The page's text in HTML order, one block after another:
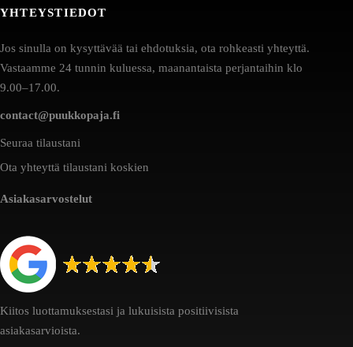
YHTEYSTIEDOT
Jos sinulla on kysyttävää tai ehdotuksia, ota rohkeasti yhteyttä.
Vastaamme 24 tunnin kuluessa, maanantaista perjantaihin klo
9.00–17.00.
contact@puukkopaja.fi
Seuraa tilaustani
Ota yhteyttä tilaustani koskien
Asiakasarvostelut
Kiitos luottamuksestasi ja lukuisista positiivisista
asiakasarvioista.